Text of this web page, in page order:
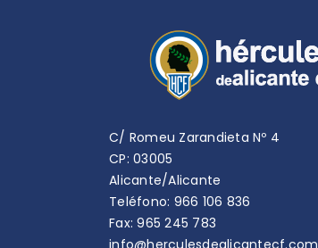
C/ Romeu Zarandieta Nº 4
CP: 03005
Alicante/Alicante
Teléfono: 966 106 836
Fax: 965 245 783
info@herculesdealicantecf.com